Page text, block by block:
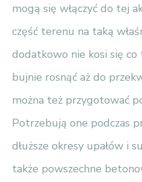
mogą się włączyć do tej
część terenu na taką
dodatkowo nie kosi się
bujnie rosnąć aż do
można też przygotować
Potrzebują one podczas
dłuższe okresy upałów i
także powszechne